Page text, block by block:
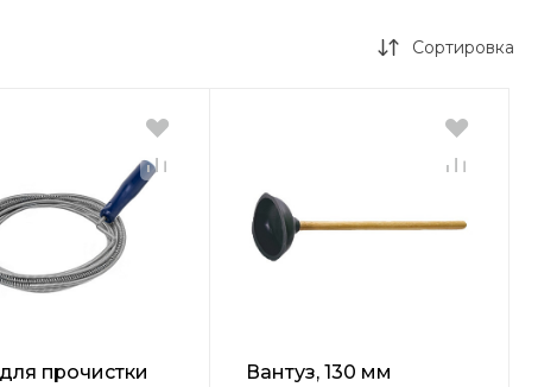
Сортировка
прочистки
Вантуз, 130 мм